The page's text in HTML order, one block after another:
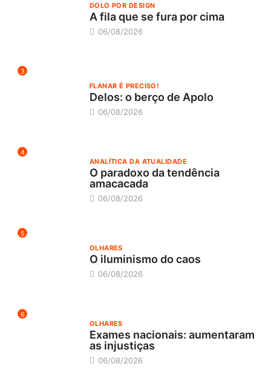
DOLO POR DESIGN
A fila que se fura por cima
06/08/2026
3
FLANAR É PRECISO!
Delos: o berço de Apolo
06/08/2026
4
ANALÍTICA DA ATUALIDADE
O paradoxo da tendência
amacacada
06/08/2026
5
OLHARES
O iluminismo do caos
06/08/2026
6
OLHARES
Exames nacionais: aumentaram
as injustiças
06/08/2026